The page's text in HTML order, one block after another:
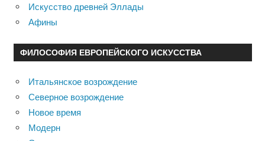
Искусство древней Эллады
Афины
ФИЛОСОФИЯ ЕВРОПЕЙСКОГО ИСКУССТВА
Итальянское возрождение
Северное возрождение
Новое время
Модерн